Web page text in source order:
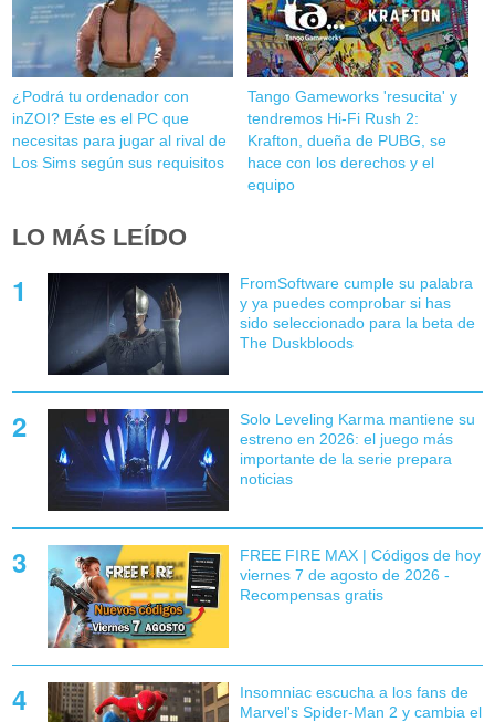
¿Podrá tu ordenador con
inZOI? Este es el PC que
necesitas para jugar al rival de
Los Sims según sus requisitos
Tango Gameworks 'resucita' y
tendremos Hi-Fi Rush 2:
Krafton, dueña de PUBG, se
hace con los derechos y el
equipo
LO MÁS LEÍDO
FromSoftware cumple su palabra
y ya puedes comprobar si has
sido seleccionado para la beta de
The Duskbloods
Solo Leveling Karma mantiene su
estreno en 2026: el juego más
importante de la serie prepara
noticias
FREE FIRE MAX | Códigos de hoy
viernes 7 de agosto de 2026 -
Recompensas gratis
Insomniac escucha a los fans de
Marvel's Spider-Man 2 y cambia el